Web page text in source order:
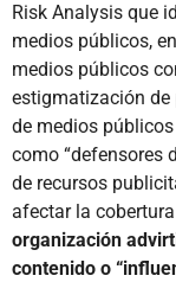
Risk Analysis que
medios públicos,
medios públicos
estigmatización de
de medios
como “defensores
de recursos
afectar la
organización
contenido o